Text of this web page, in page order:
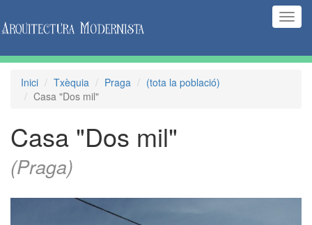
Inici Txèquia Praga
(tota la població)
Casa "Dos mil"
Casa "Dos mil"
(Praga)